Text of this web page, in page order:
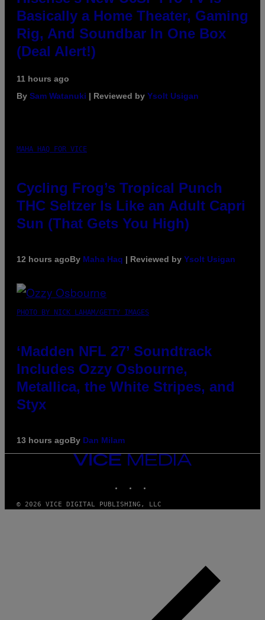
Basically a Home Theater, Gaming
Rig, And Soundbar In One Box
(Deal Alert!)
11 hours ago
By Sam Watanuki | Reviewed by Ysolt Usigan
MAHA HAQ FOR VICE
Cycling Frog’s Tropical Punch
THC Seltzer Is Like an Adult Capri
Sun (That Gets You High)
12 hours agoBy Maha Haq | Reviewed by Ysolt Usigan
PHOTO BY NICK LAHAM/GETTY IMAGES
‘Madden NFL 27’ Soundtrack
Includes Ozzy Osbourne,
Metallica, the White Stripes, and
Styx
13 hours agoBy Dan Milam
VICE
MEDIA
© 2026 VICE DIGITAL PUBLISHING, LLC